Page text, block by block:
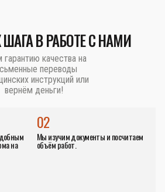
В РАБОТЕ С НАМИ
качества на
переводы
инструкций или
вернём деньги!
на
02
Мы изучим документы и посчитаем
объём работ.